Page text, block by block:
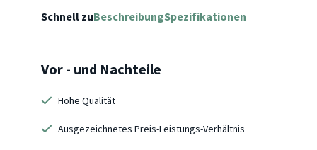
Schnell zuBeschreibungSpezifikationen
Vor - und Nachteile
Hohe Qualität
Ausgezeichnetes Preis-Leistungs-Verhältnis